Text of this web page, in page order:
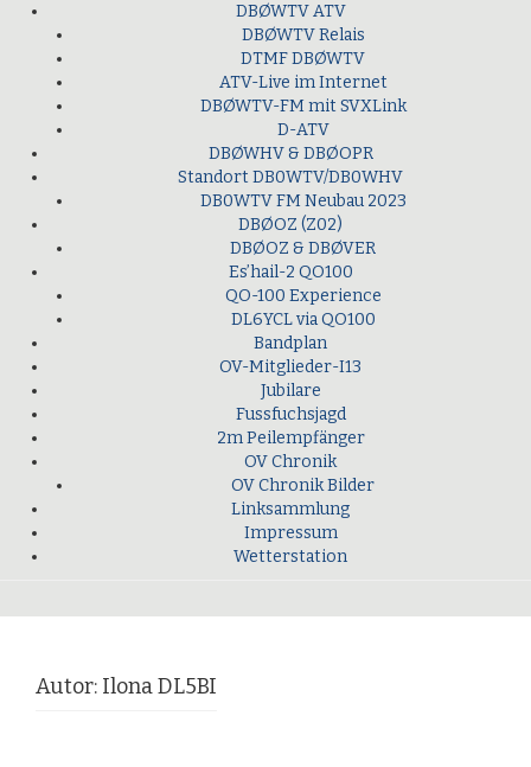
DBØWTV ATV
DBØWTV Relais
DTMF DBØWTV
ATV-Live im Internet
DBØWTV-FM mit SVXLink
D-ATV
DBØWHV & DBØOPR
Standort DB0WTV/DB0WHV
DB0WTV FM Neubau 2023
DBØOZ (Z02)
DBØOZ & DBØVER
Es’hail-2 QO100
QO-100 Experience
DL6YCL via QO100
Bandplan
OV-Mitglieder-I13
Jubilare
Fussfuchsjagd
2m Peilempfänger
OV Chronik
OV Chronik Bilder
Linksammlung
Impressum
Wetterstation
Autor: Ilona DL5BI